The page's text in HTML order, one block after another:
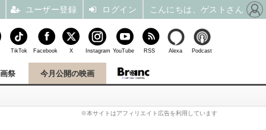
祭 今月公開の映画
※本サイトはアフィリエイト広告を利用しています
TikTok Facebook X Instagram YouTube RSS Alexa Podcast
ユーザー登録 ログイン こんにちは、ゲストさん